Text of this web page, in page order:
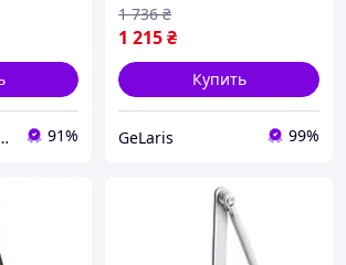
Безопасности 91%
1 215₴
1 736 ₴
Купить
GeLaris 99%